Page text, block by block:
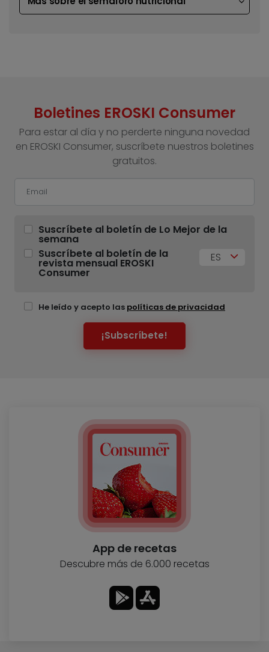
Boletines EROSKI Consumer
Para estar al día y no perderte ninguna novedad
en EROSKI Consumer, suscríbete nuestros boletines
gratuitos.
Suscríbete al boletín de Lo Mejor de la
semana
Suscríbete al boletín de la
revista mensual EROSKI
Consumer
ES
He leído y acepto las políticas de privacidad
¡Subscríbete!
App de recetas
Descubre más de 6.000 recetas